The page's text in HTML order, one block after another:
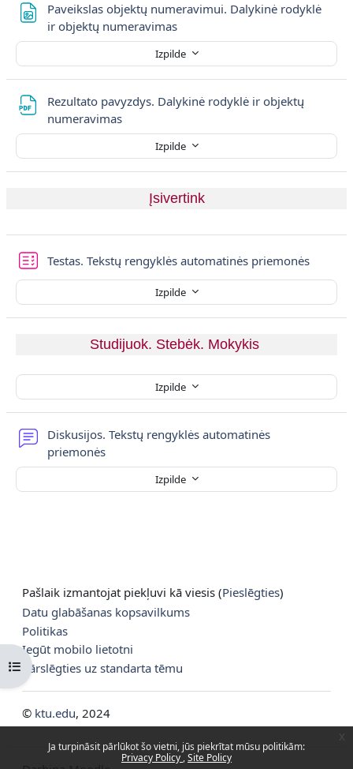
Ja turpināsit pārlūkot šo vietni, jūs piekrītat mūsu politikām:
Privacy Policy Site Policy
Atvērt kursu indeksu
Paveikslas objektų numeravimui. Dalykinė rodyklė
ir objektų numeravimas
Izpilde
Rezultato pavyzdys. Dalykinė rodyklė ir objektų
numeravimas
Izpilde
Įsivertink
Testas. Tekstų rengyklės automatinės priemonėsTests
Izpilde
Izpilde
Studijuok. Stebėk. Mokykis
Diskusijos. Tekstų rengyklės automatinės
priemonės
Izpilde
Pašlaik izmantojat piekļuvi kā viesis (Pieslēgties)
Datu glabāšanas kopsavilkums
Politikas
Iegūt mobilo lietotni
Pārslēgties uz standarta tēmu
© ktu.edu, 2024